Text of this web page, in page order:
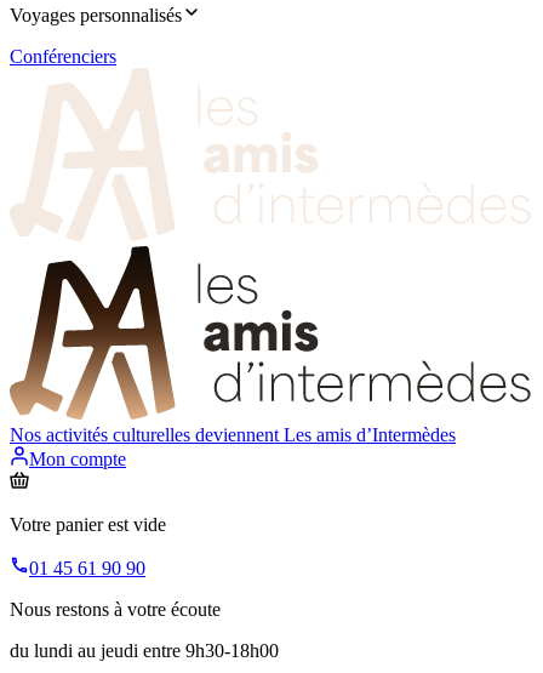
Voyages personnalisés
Conférenciers
Nos activités culturelles deviennent Les amis d’Intermèdes
Mon compte
Votre panier est vide
01 45 61 90 90
Nous restons à votre écoute
du lundi au jeudi entre 9h30-18h00